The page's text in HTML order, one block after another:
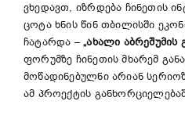
ვხედავთ, იზრდება ჩინეთის
ცოტა ხნის წინ თბილისში
ჩატარდა –„ახალი აბრეშუმის
ფორუმზე ჩინეთის მხარემ
მოწადინებულნი არიან
ამ პროექტის